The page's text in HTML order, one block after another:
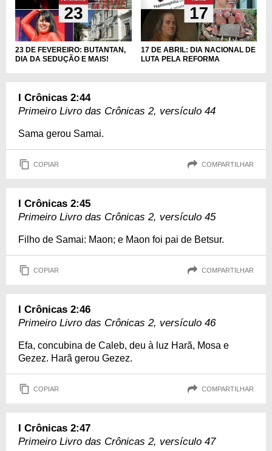
23 DE FEVEREIRO: BUTANTAN,
DIA DA SEDUÇÃO E MAIS!
17 DE ABRIL: DIA NACIONAL DE
LUTA PELA REFORMA
I Crônicas 2:44
Primeiro Livro das Crônicas 2, versículo 44
Sama gerou Samai.
COPIAR COMPARTILHAR
I Crônicas 2:45
Primeiro Livro das Crônicas 2, versículo 45
Filho de Samai: Maon; e Maon foi pai de Betsur.
COPIAR COMPARTILHAR
I Crônicas 2:46
Primeiro Livro das Crônicas 2, versículo 46
Efa, concubina de Caleb, deu à luz Harã, Mosa e
Gezez. Harã gerou Gezez.
COPIAR COMPARTILHAR
I Crônicas 2:47
Primeiro Livro das Crônicas 2, versículo 47